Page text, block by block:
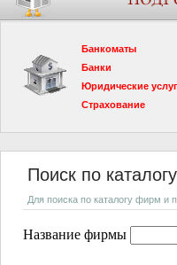
Банкоматы
Банки
Юридические
Страхование
Поиск по
Для поиска по каталогу фирм и
Название фирмы